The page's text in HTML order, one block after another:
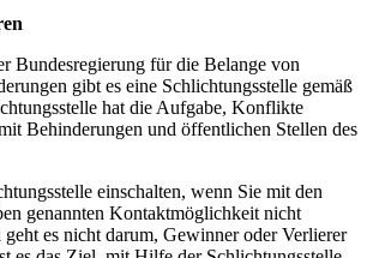
Bundesregierung für die Belange von
gibt es eine Schlichtungsstelle gemäß
hat die Aufgabe, Konflikte
Behinderungen und öffentlichen Stellen des
einschalten, wenn Sie mit den
genannten Kontaktmöglichkeit nicht
es nicht darum, Gewinner oder Verlierer